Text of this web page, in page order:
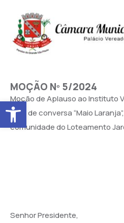
Abrir a barra de ferramentas
MOÇÃO Nº 5/2024
Moção de Aplauso ao Instituto
roda de conversa “Maio
comunidade do Loteamento
Senhor Presidente,